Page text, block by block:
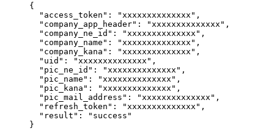
{
"access_token" : " xxxxxxxxxxxxxx " ,
"company_app_header" : " xxxxxxxxxxxxxx " ,
"company_ne_id" : " xxxxxxxxxxxxxx " ,
"company_name" : " xxxxxxxxxxxxxx " ,
"company_kana" : " xxxxxxxxxxxxxx " ,
"uid" : " xxxxxxxxxxxxxx " ,
"pic_ne_id" : " xxxxxxxxxxxxxx " ,
"pic_name" : " xxxxxxxxxxxxxx " ,
"pic_kana" : " xxxxxxxxxxxxxx " ,
"pic_mail_address" : " xxxxxxxxxxxxxx " ,
"refresh_token" : " xxxxxxxxxxxxxx " ,
"result" : " success "
}